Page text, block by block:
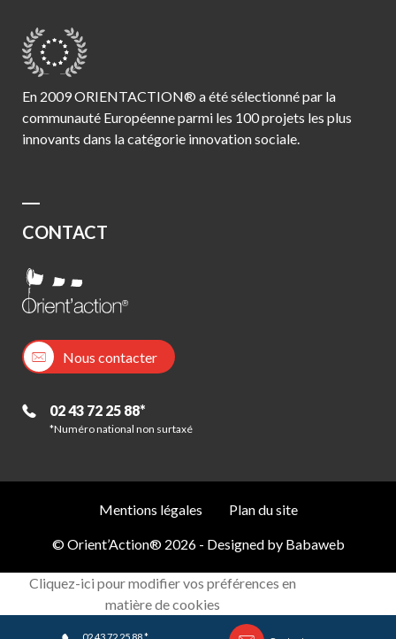
En 2009 ORIENTACTION® a été sélectionné par la
communauté Européenne parmi les 100 projets les plus
innovants dans la catégorie innovation sociale.
CONTACT
Nous contacter
02 43 72 25 88*
*Numéro national non surtaxé
© Orient’Action® 2026 - Designed by Babaweb
Mentions légales Plan du site
Cliquez-ici pour modifier vos préférences en
matière de cookies